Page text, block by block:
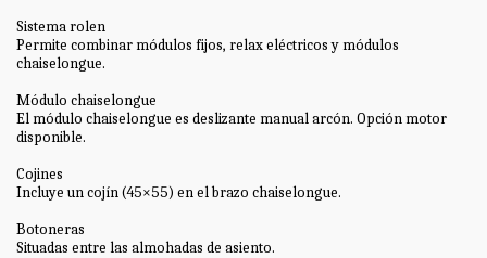
Sistema rolen
Permite combinar módulos fijos, relax eléctricos y módulos
chaiselongue.
Módulo chaiselongue
El módulo chaiselongue es deslizante manual arcón. Opción motor
disponible.
Cojines
Incluye un cojín (45×55) en el brazo chaiselongue.
Botoneras
Situadas entre las almohadas de asiento.